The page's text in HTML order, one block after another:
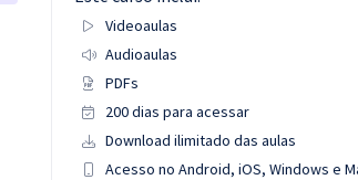
Videoaulas
Audioaulas
PDFs
200 dias para acessar
Download ilimitado das aulas
Acesso no Android, iOS, Windows e